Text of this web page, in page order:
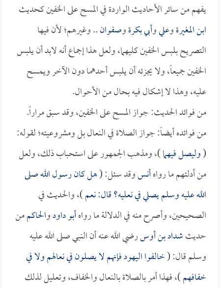
يفهم من سائر الأحاديث الواردة في المسح على الخفين كحديث
ابن المغيرةوعليوأبي بكرةوصفوان.. وغيرهم؛ لأن فيها
التصريح بلبس الخفين كليهما، ولعل هذا إجماع أنه لابد أن يلبس
الخفين جميعاً، ولا يجزئه أن يلبس أحدهما دون الآخر ويمسح
عليه، وهذا لا إشكال فيه بحال من الأحوال.
من فوائد الحديث: جواز المسح على الخفين، وقد سبق مراراً.
من فوائده أيضاً: جواز الصلاة في النعال بل ومشروعيته؛ لقوله:
(وليصل فيهما)، ومذهب الجمهور على استحباب ذلك، ولعل
من أدلتهم ما رواهأنسوقد سئل: (هل كان رسول الله صلى
الله عليه وسلم يصلي في نعليه؟ قال: نعم)، والحديث في
الصحيحين، وأصرح منه في الدلالة ما رواهأبو داودوالحاكممن
حديثشداد بن أوسرضي الله عنه أن النبي صلى الله عليه
وسلم قال: (خالفوا اليهود فإنهم لا يصلون في نعالهم ولا في
خفافهم)، فهذا أمر بالصلاة بالنعال والخفاف، وتعليل لذلك